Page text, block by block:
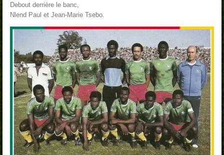
Debout derrière le banc,
Nlend Paul et Jean-Marie Tsebo.